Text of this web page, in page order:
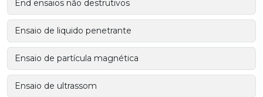
End ensaios não destrutivos
Ensaio de liquido penetrante
Ensaio de partícula magnética
Ensaio de ultrassom